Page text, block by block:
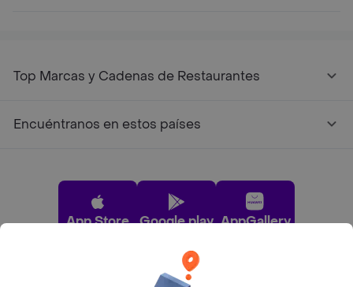
Top Marcas y Cadenas de Restaurantes
Encuéntranos en estos países
App Store Google play AppGallery